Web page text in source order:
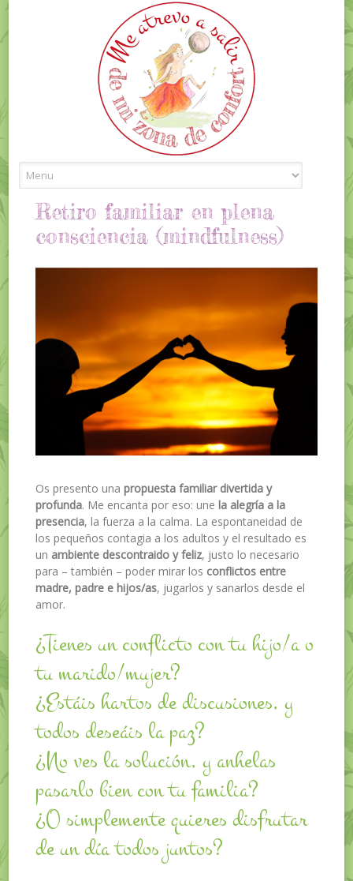
Retiro familiar en plena
consciencia (mindfulness)
Os presento una propuesta familiar divertida y
profunda. Me encanta por eso: une la alegría a la
presencia, la fuerza a la calma. La espontaneidad de
los pequeños contagia a los adultos y el resultado es
un ambiente descontraido y feliz, justo lo necesario
para – también – poder mirar los conflictos entre
madre, padre e hijos/as, jugarlos y sanarlos desde el
amor.
¿Tienes un conflicto con tu hijo/a o
tu marido/mujer?
¿Estáis hartos de discusiones, y
todos deseáis la paz?
¿No ves la solución, y anhelas
pasarlo bien con tu familia?
¿O simplemente quieres disfrutar
de un día todos juntos?